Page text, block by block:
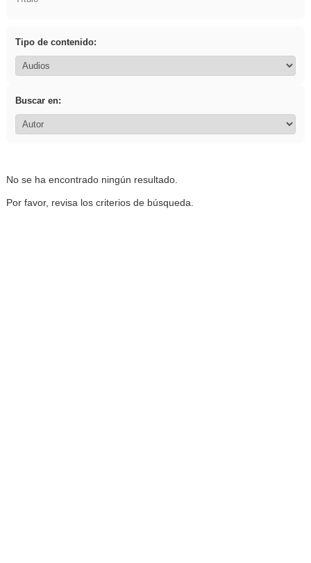
Tipo de contenido:
Buscar en:
No se ha encontrado ningún resultado.
Por favor, revisa los criterios de búsqueda.